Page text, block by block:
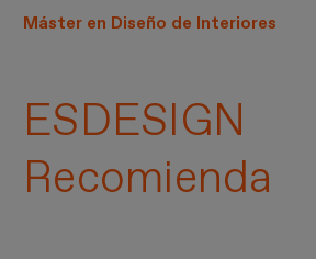
Máster en Diseño de Interiores
ESDESIGN
Recomienda